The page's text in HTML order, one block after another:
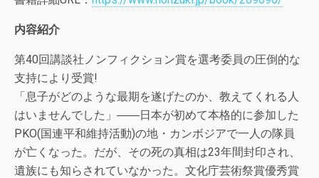
内容紹介
第40回講談社ノンフィクション賞を選考委員の圧倒的な
支持により受賞!
「息子がどのような最期を遂げたのか、教えてくれる人
はいませんでした」――日本が初めて本格的に参加した
PKO(国連平和維持活動)の地・カンボジアで一人の隊員
が亡くなった。だが、その死の真相は23年間封印され、
遺族にも知らされていなかった。文化庁芸術祭賞優秀賞